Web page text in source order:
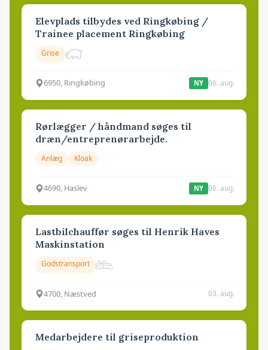
Elevplads tilbydes ved Ringkøbing /
Trainee placement Ringkøbing
Grise
6950, Ringkøbing NY 06. aug.
Rørlægger / håndmand søges til
dræn/entreprenørarbejde.
Anlæg Kloak
4690, Haslev NY 06. aug.
Lastbilchauffør søges til Henrik Haves
Maskinstation
Godstransport
4700, Næstved 03. aug.
Medarbejdere til griseproduktion